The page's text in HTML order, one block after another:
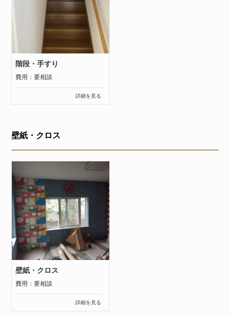
階段・手すり
費用：要相談
詳細を見る
壁紙・クロス
壁紙・クロス
費用：要相談
詳細を見る